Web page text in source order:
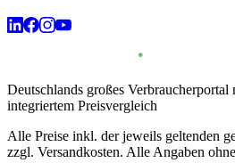
Deutschlands großes Verbraucherportal
integriertem Preisvergleich
Alle Preise inkl. der jeweils geltenden
zzgl. Versandkosten. Alle Angaben